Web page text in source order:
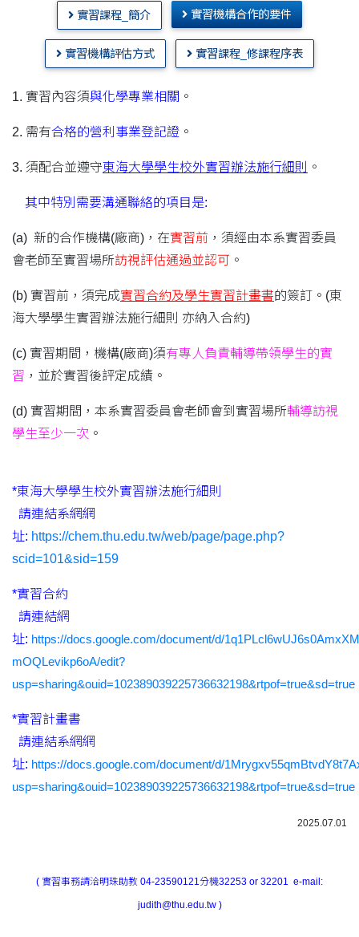
實習課程_簡介 實習機構合作的要件
實習機構評估方式 實習課程_修課程序表
1. 實習內容須與化學專業相關 。
2. 需有合格的營利事業登記證 。
3. 須配合並遵守東海大學學生校外實習辦法施行細則 。
其中特別需要溝通聯絡的項目是:
(a) 新的合作機構(廠商)，在實習前 ，須經由本系實習委員
會老師至實習場所訪視評估通過並認可 。
(b) 實習前，須完成實習合約及學生實習計畫書的簽訂。(東
海大學學生實習辦法施行細則 ​亦納入合約)
(c) 實習期間，機構(廠商)須有專人負責輔導帶領學生的實
習 ，並於實習後評定成績。
(d) 實習期間，本系實習委員會老師會到實習場所輔導訪視
學生至少一次 。
*東海大學學生校外實習辦法施行細則
請連結系網網
址: https://chem.thu.edu.tw/web/page/page.php?
scid=101&sid=159
*實習合約
請連結網
址: https://docs.google.com/document/d/
mOQLevikp6oA/edit?
usp=sharing&ouid=102389039225736632198&rtpof=true&sd=true
*實習計畫書
請連結系網網
址: https://docs.google.com/document/d/
usp=sharing&ouid=102389039225736632198&rtpof=true&sd=true
2025.07.01
( 實習事務請洽明珠助教 04-23590121分機32253 or 32201 e-mail:
judith@thu.edu.tw )